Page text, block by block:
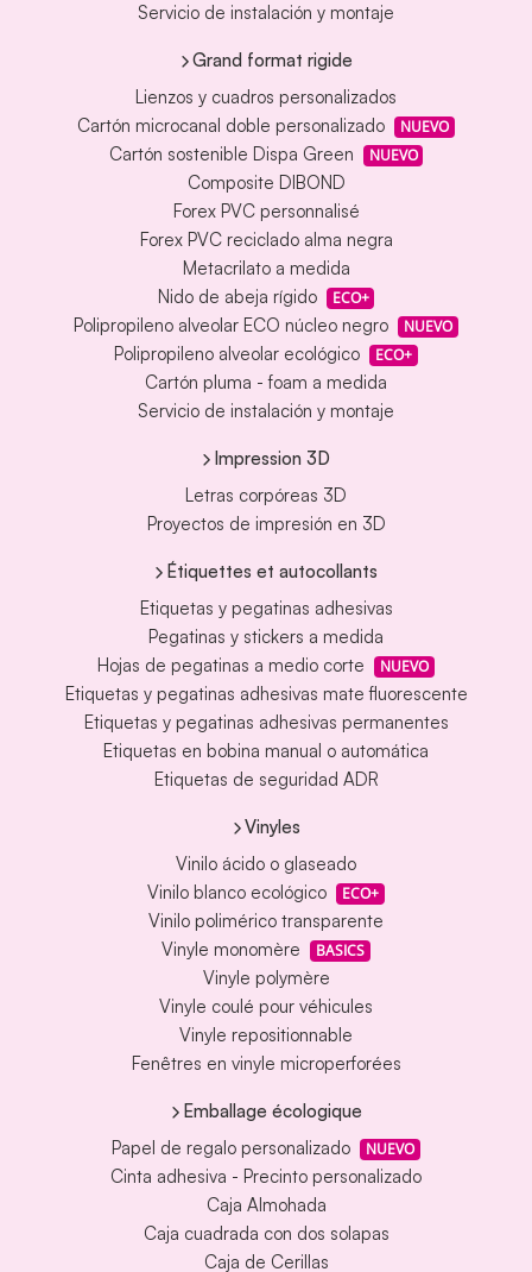
Servicio de instalación y montaje
Grand format rigide
Lienzos y cuadros personalizados
Cartón microcanal doble personalizado
NUEVO
Cartón sostenible Dispa Green NUEVO
Composite DIBOND
Forex PVC personnalisé
Forex PVC reciclado alma negra
Metacrilato a medida
Nido de abeja rígido
ECO+
Polipropileno alveolar ECO núcleo negro NUEVO
Polipropileno alveolar ecológico ECO+
Cartón pluma - foam a medida
Servicio de instalación y montaje
Impression 3D
Letras corpóreas 3D
Proyectos de impresión en 3D
Étiquettes et autocollants
Etiquetas y pegatinas adhesivas
Pegatinas y stickers a medida
Hojas de pegatinas a medio corte
NUEVO
Etiquetas y pegatinas adhesivas mate fluorescente
Etiquetas y pegatinas adhesivas permanentes
Etiquetas en bobina manual o automática
Etiquetas de seguridad ADR
Vinyles
Vinilo ácido o glaseado
Vinilo blanco ecológico
ECO+
Vinilo polimérico transparente
Vinyle monomère
BASICS
Vinyle polymère
Vinyle coulé pour véhicules
Vinyle repositionnable
Fenêtres en vinyle microperforées
Emballage écologique
Papel de regalo personalizado
NUEVO
Cinta adhesiva - Precinto personalizado
Caja Almohada
Caja cuadrada con dos solapas
Caja de Cerillas